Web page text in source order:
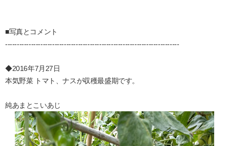
■写真とコメント
--------------------------------------------------------------------------
◆2016年7月27日
本気野菜 トマト、ナスが収穫最盛期です。
純あまとこいあじ